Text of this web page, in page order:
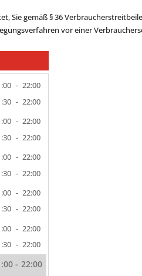
Sie gemäß § 36
vor einer
- 22:00
- 22:00
- 22:00
- 22:00
- 22:00
- 22:00
- 22:00
- 22:00
- 22:00
- 22:00
- 22:00